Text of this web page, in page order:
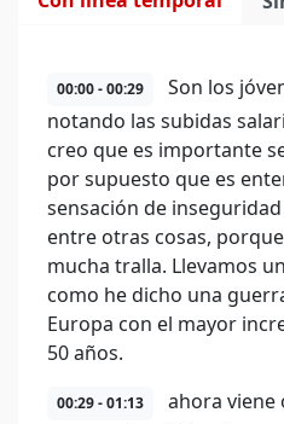
00:00 - 00:29
Son los
notando las subidas
creo que es importante
por supuesto que es
sensación de
entre otras cosas,
mucha tralla. Llevamos
como he dicho una
Europa con el mayor
50 años.
00:29 - 01:13
ahora viene